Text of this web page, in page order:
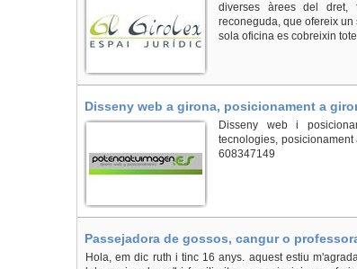
diverses àrees del
reconeguda, que ofereix
sola oficina es cobreixin
Disseny web a girona, posicionament a
Disseny web i
tecnologies, posicionament
608347149
Passejadora de gossos, cangur o
Hola, em dic ruth i tinc 16 anys. aquest estiu